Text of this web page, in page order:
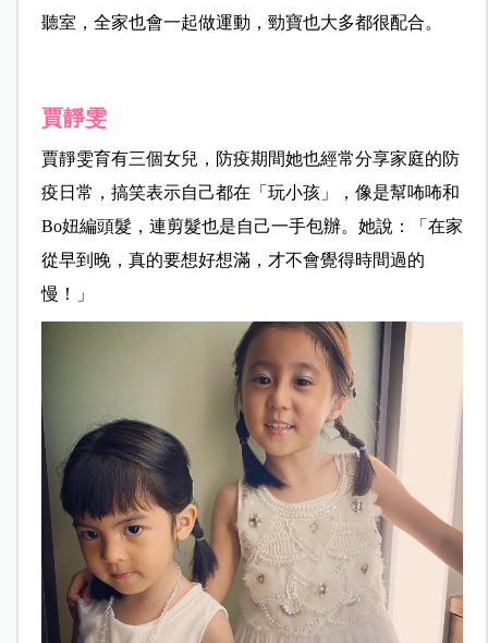
聽室，全家也會一起做運動，勁寶也大多都很配合。
賈靜雯
賈靜雯育有三個女兒，防疫期間她也經常分享家庭的防
疫日常，搞笑表示自己都在「玩小孩」，像是幫咘咘和
Bo妞編頭髮，連剪髮也是自己一手包辦。她說：「在家
從早到晚，真的要想好想滿，才不會覺得時間過的
慢！」